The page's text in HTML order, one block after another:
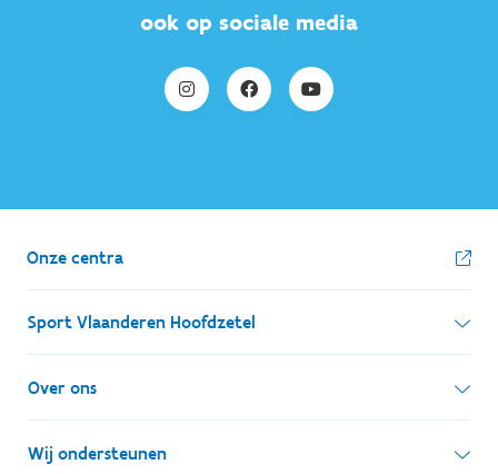
ook op sociale media
Onze centra
Sport Vlaanderen Hoofdzetel
Simon Bolivarlaan 17
1000 Brussel
Ondernemingsnummer: BE 0248.142.826
Over ons
Wie zijn we, wat doen we
Wij ondersteunen